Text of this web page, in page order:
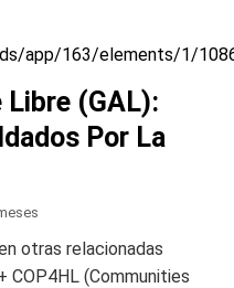
Libre (GAL):
Por La
otras relacionadas
COP4HL (Communities